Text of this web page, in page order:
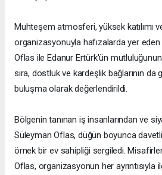
Muhteşem atmosferi, yüksek katılımı
organizasyonuyla hafızalarda yer
Oflas ile Edanur Ertürk'ün mutluluğunun
sıra, dostluk ve kardeşlik bağlarının da
buluşma olarak değerlendirildi.
Bölgenin tanınan iş insanlarından ve
Süleyman Oflas, düğün boyunca
örnek bir ev sahipliği sergiledi.
Oflas, organizasyonun her ayrıntısıyla